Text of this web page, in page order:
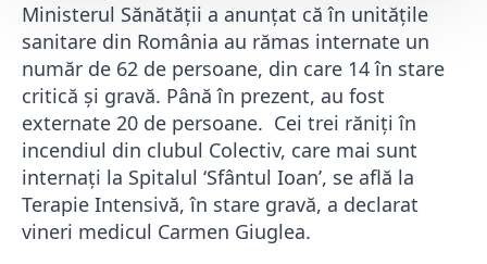
Ministerul Sănătății a anunţat că în unitățile
sanitare din România au rămas internate un
număr de 62 de persoane, din care 14 în stare
critică și gravă. Până în prezent, au fost
externate 20 de persoane. Cei trei răniți în
incendiul din clubul Colectiv, care mai sunt
internați la Spitalul ‘Sfântul Ioan’, se află la
Terapie Intensivă, în stare gravă, a declarat
vineri medicul Carmen Giuglea.